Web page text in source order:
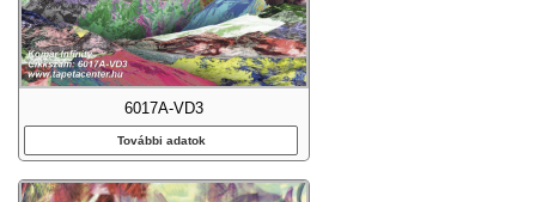
6017A-VD3
További adatok